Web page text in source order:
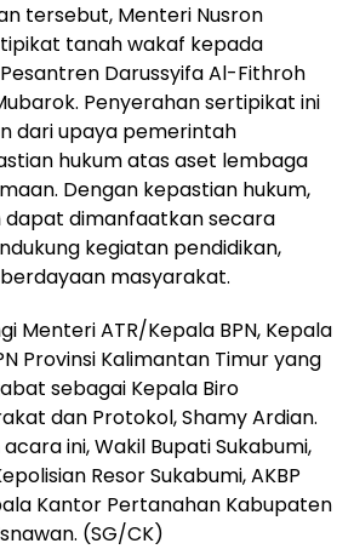
tersebut, Menteri Nusron
tanah wakaf kepada
Darussyifa Al-Fithroh
Mubarok. Penyerahan sertipikat ini
dari upaya pemerintah
hukum atas aset lembaga
Dengan kepastian hukum,
dimanfaatkan secara
kegiatan pendidikan,
masyarakat.
Menteri ATR/Kepala BPN, Kepala
Provinsi Kalimantan Timur yang
sebagai Kepala Biro
dan Protokol, Shamy Ardian.
ini, Wakil Bupati Sukabumi,
Resor Sukabumi, AKBP
Kantor Pertanahan Kabupaten
(SG/CK)